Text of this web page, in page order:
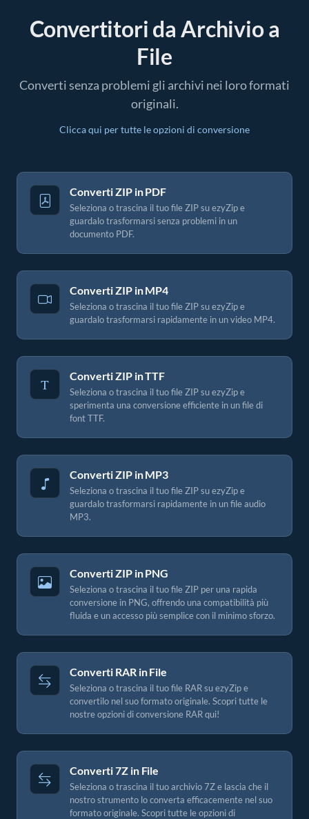
Convertitori da Archivio a
File
Converti senza problemi gli archivi nei loro formati
originali.
Clicca qui per tutte le opzioni di conversione
Converti ZIP in PDF
Seleziona o trascina il tuo file ZIP su ezyZip e
guardalo trasformarsi senza problemi in un
documento PDF.
Converti ZIP in MP4
Seleziona o trascina il tuo file ZIP su ezyZip e
guardalo trasformarsi rapidamente in un video MP4.
Converti ZIP in TTF
Seleziona o trascina il tuo file ZIP su ezyZip e
sperimenta una conversione efficiente in un file di
font TTF.
Converti ZIP in MP3
Seleziona o trascina il tuo file ZIP su ezyZip e
guardalo trasformarsi rapidamente in un file audio
MP3.
Converti ZIP in PNG
Seleziona o trascina il tuo file ZIP per una rapida
conversione in PNG, offrendo una compatibilità più
fluida e un accesso più semplice con il minimo sforzo.
Converti RAR in File
Seleziona o trascina il tuo file RAR su ezyZip e
convertilo nel suo formato originale. Scopri tutte le
nostre opzioni di conversione RAR qui!
Converti 7Z in File
Seleziona o trascina il tuo archivio 7Z e lascia che il
nostro strumento lo converta efficacemente nel suo
formato originale. Scopri tutte le opzioni di